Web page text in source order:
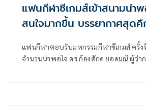
แฟนกีฬาซีเกมส์เข้าสนามน่า
สนใจมากขึ้น บรรยากาศสุด
แฟนกีฬาตอบรับมหกรรมกีฬาซีเกมส์ ครั้ง
จำนวนน่าพอใจ ดร.ก้องศักด ยอดมณี ผู้ว่า